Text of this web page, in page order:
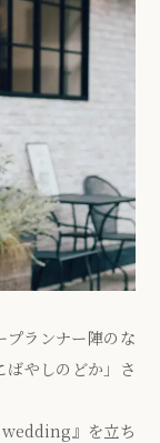
ランナー陣のな
ばやしのどか」さ
』を立ち